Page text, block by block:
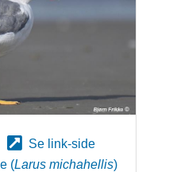
Se link-side
(Larus michahellis)